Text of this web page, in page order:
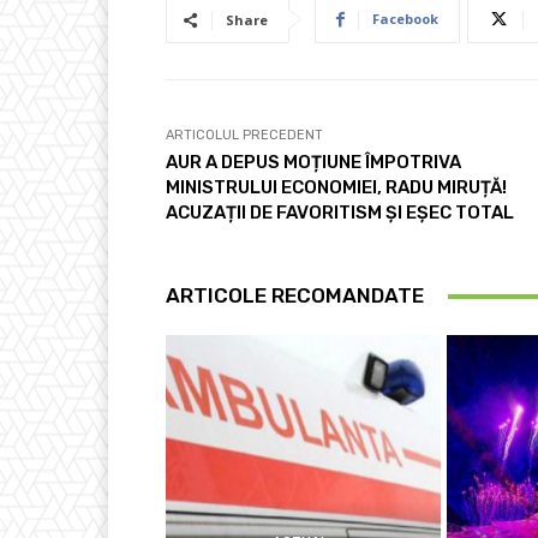
Share Facebook
ARTICOLUL PRECEDENT
AUR A DEPUS MOȚIUNE ÎMPOTRIVA
MINISTRULUI ECONOMIEI, RADU MIRUȚĂ!
ACUZAȚII DE FAVORITISM ȘI EȘEC TOTAL
ARTICOLE RECOMANDATE